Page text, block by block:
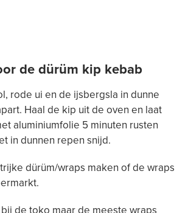
de dürüm kip kebab
rode ui en de ijsbergsla in dunne
Haal de kip uit de oven en laat
aluminiumfolie 5 minuten rusten
in dunnen repen snijd.
dürüm/wraps maken of de wraps
de toko maar de meeste wraps